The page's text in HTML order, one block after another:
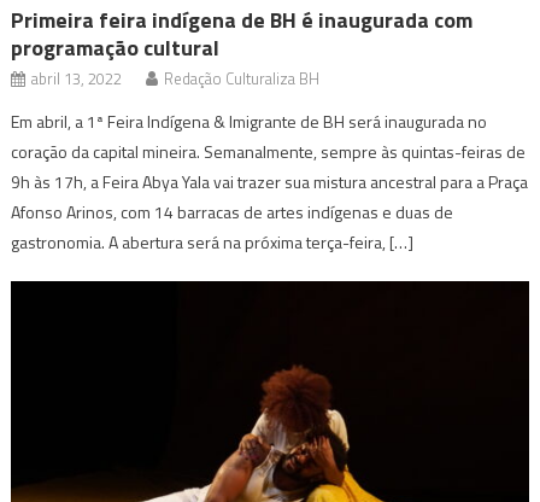
Primeira feira indígena de BH é inaugurada com
programação cultural
abril 13, 2022 Redação Culturaliza BH
Em abril, a 1ª Feira Indígena & Imigrante de BH será inaugurada no
coração da capital mineira. Semanalmente, sempre às quintas-feiras de
9h às 17h, a Feira Abya Yala vai trazer sua mistura ancestral para a Praça
Afonso Arinos, com 14 barracas de artes indígenas e duas de
gastronomia. A abertura será na próxima terça-feira, […]